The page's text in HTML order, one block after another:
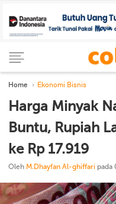
Home Ekonomi Bisnis
Harga Minyak
Buntu, Rupiah
ke Rp 17.919
Oleh M.Dhayfan Al-ghiffari pada